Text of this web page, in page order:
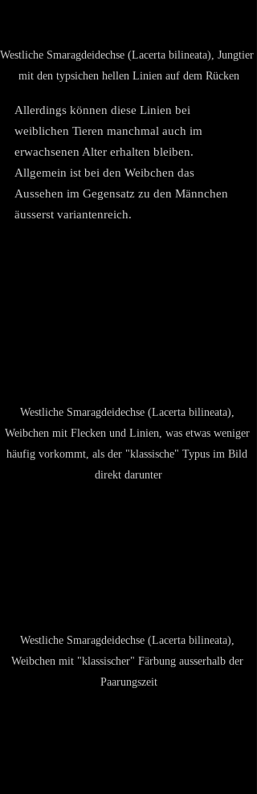
Westliche Smaragdeidechse (Lacerta bilineata), Jungtier
mit den typsichen hellen Linien auf dem Rücken
Allerdings können diese Linien bei
weiblichen Tieren manchmal auch im
erwachsenen Alter erhalten bleiben.
Allgemein ist bei den Weibchen das
Aussehen im Gegensatz zu den Männchen
äusserst variantenreich.
Westliche Smaragdeidechse (Lacerta bilineata),
Weibchen mit Flecken und Linien, was etwas weniger
häufig vorkommt, als der "klassische" Typus im Bild
direkt darunter
Westliche Smaragdeidechse (Lacerta bilineata),
Weibchen mit "klassischer" Färbung ausserhalb der
Paarungszeit